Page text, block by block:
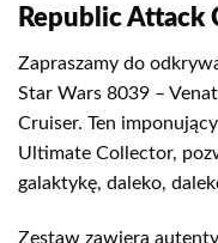
Republic Attack
Zapraszamy do
Star Wars 8039 –
Cruiser. Ten
Ultimate Collector,
galaktykę, daleko,
Zestaw zawiera